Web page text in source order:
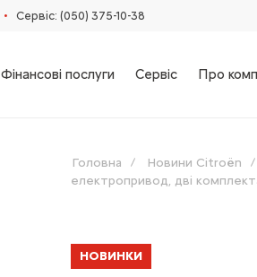
• Сервіс: (050) 375-10-38
Фінансові послуги Сервіс Про
Головна Новини Citroën
електропривод, дві
НОВИНКИ